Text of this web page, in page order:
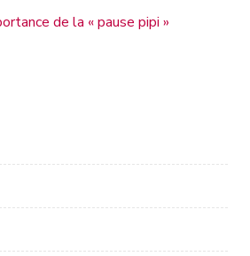
de la « pause pipi »